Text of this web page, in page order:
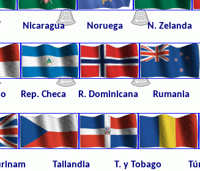
Noruega N.
Rep. Checa R. Dominicana
Tailandia T. y Tobago